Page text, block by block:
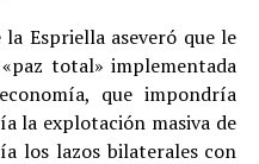
Espriella aseveró que le
total» implementada
que impondría
la explotación masiva de
los lazos bilaterales con